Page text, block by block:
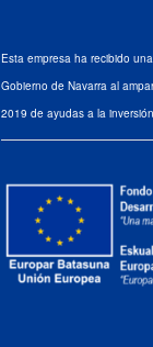
Esta empresa ha recibido
Gobierno de Navarra al
2019 de ayudas a la